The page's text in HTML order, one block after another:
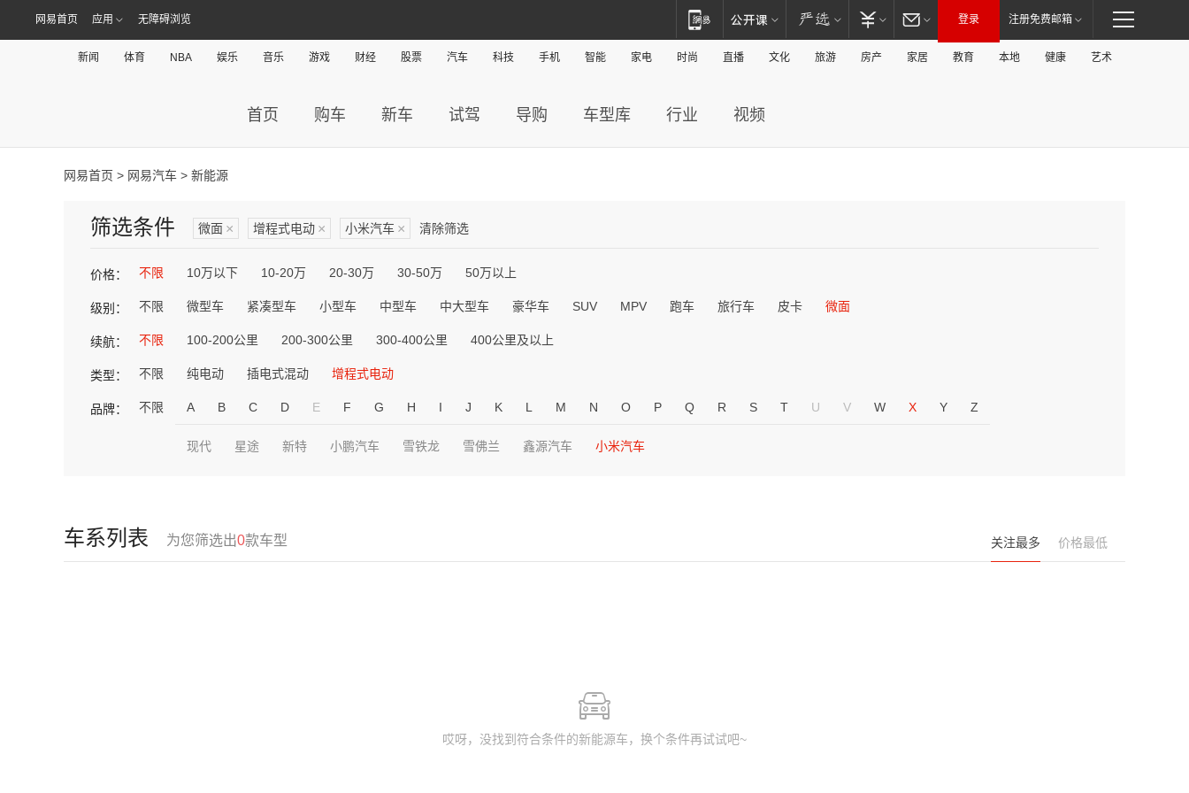
网易首页 应用 无障碍浏览 登录 注册免费邮箱
新闻 体育 NBA 娱乐 音乐 游戏 财经 股票 汽车 科技 手机 智能 家电 时尚 直播 文化 旅游 房产 家居 教育 本地 健康 艺术
首页 购车 新车 试驾 导购 车型库 行业 视频
网易首页 > 网易汽车 > 新能源
筛选条件 微面 × 增程式电动 × 小米汽车 × 清除筛选
价格： 不限 10万以下 10-20万 20-30万 30-50万 50万以上
级别： 不限 微型车 紧凑型车 小型车 中型车 中大型车 豪华车 SUV MPV 跑车 旅行车 皮卡 微面
续航： 不限 100-200公里 200-300公里 300-400公里 400公里及以上
类型： 不限 纯电动 插电式混动 增程式电动
品牌： 不限 A B C D E F G H I J K L M N O P Q R S T U V W X Y Z
现代 星途 新特 小鹏汽车 雪铁龙 雪佛兰 鑫源汽车 小米汽车
车系列表 为您筛选出0款车型 关注最多 价格最低
哎呀，没找到符合条件的新能源车，换个条件再试试吧~